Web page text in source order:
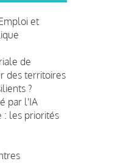
et
de
des territoires
?
par l'IA
: les priorités